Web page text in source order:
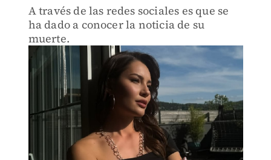
A través de las redes sociales es que se
ha dado a conocer la noticia de su
muerte.